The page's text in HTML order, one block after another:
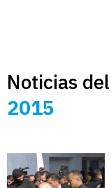
Noticias del
2015